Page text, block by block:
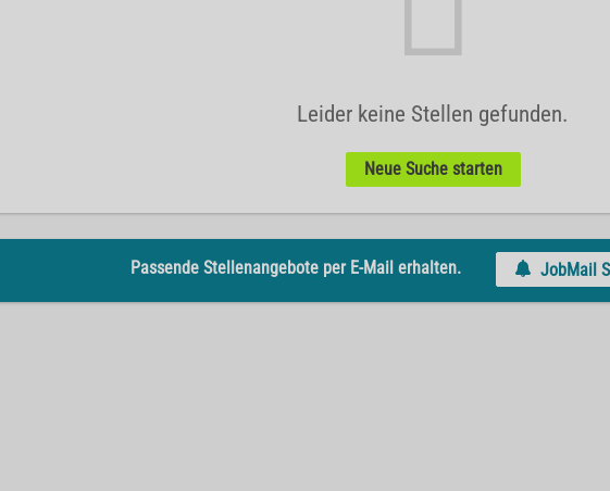
Leider keine Stellen gefunden.
Neue Suche starten
Passende Stellenangebote per E-Mail erhalten. JobMail